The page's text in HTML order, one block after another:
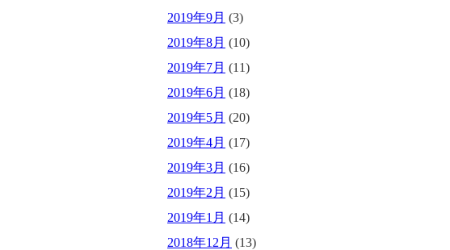
2019年9月 (3)
2019年8月 (10)
2019年7月 (11)
2019年6月 (18)
2019年5月 (20)
2019年4月 (17)
2019年3月 (16)
2019年2月 (15)
2019年1月 (14)
2018年12月 (13)